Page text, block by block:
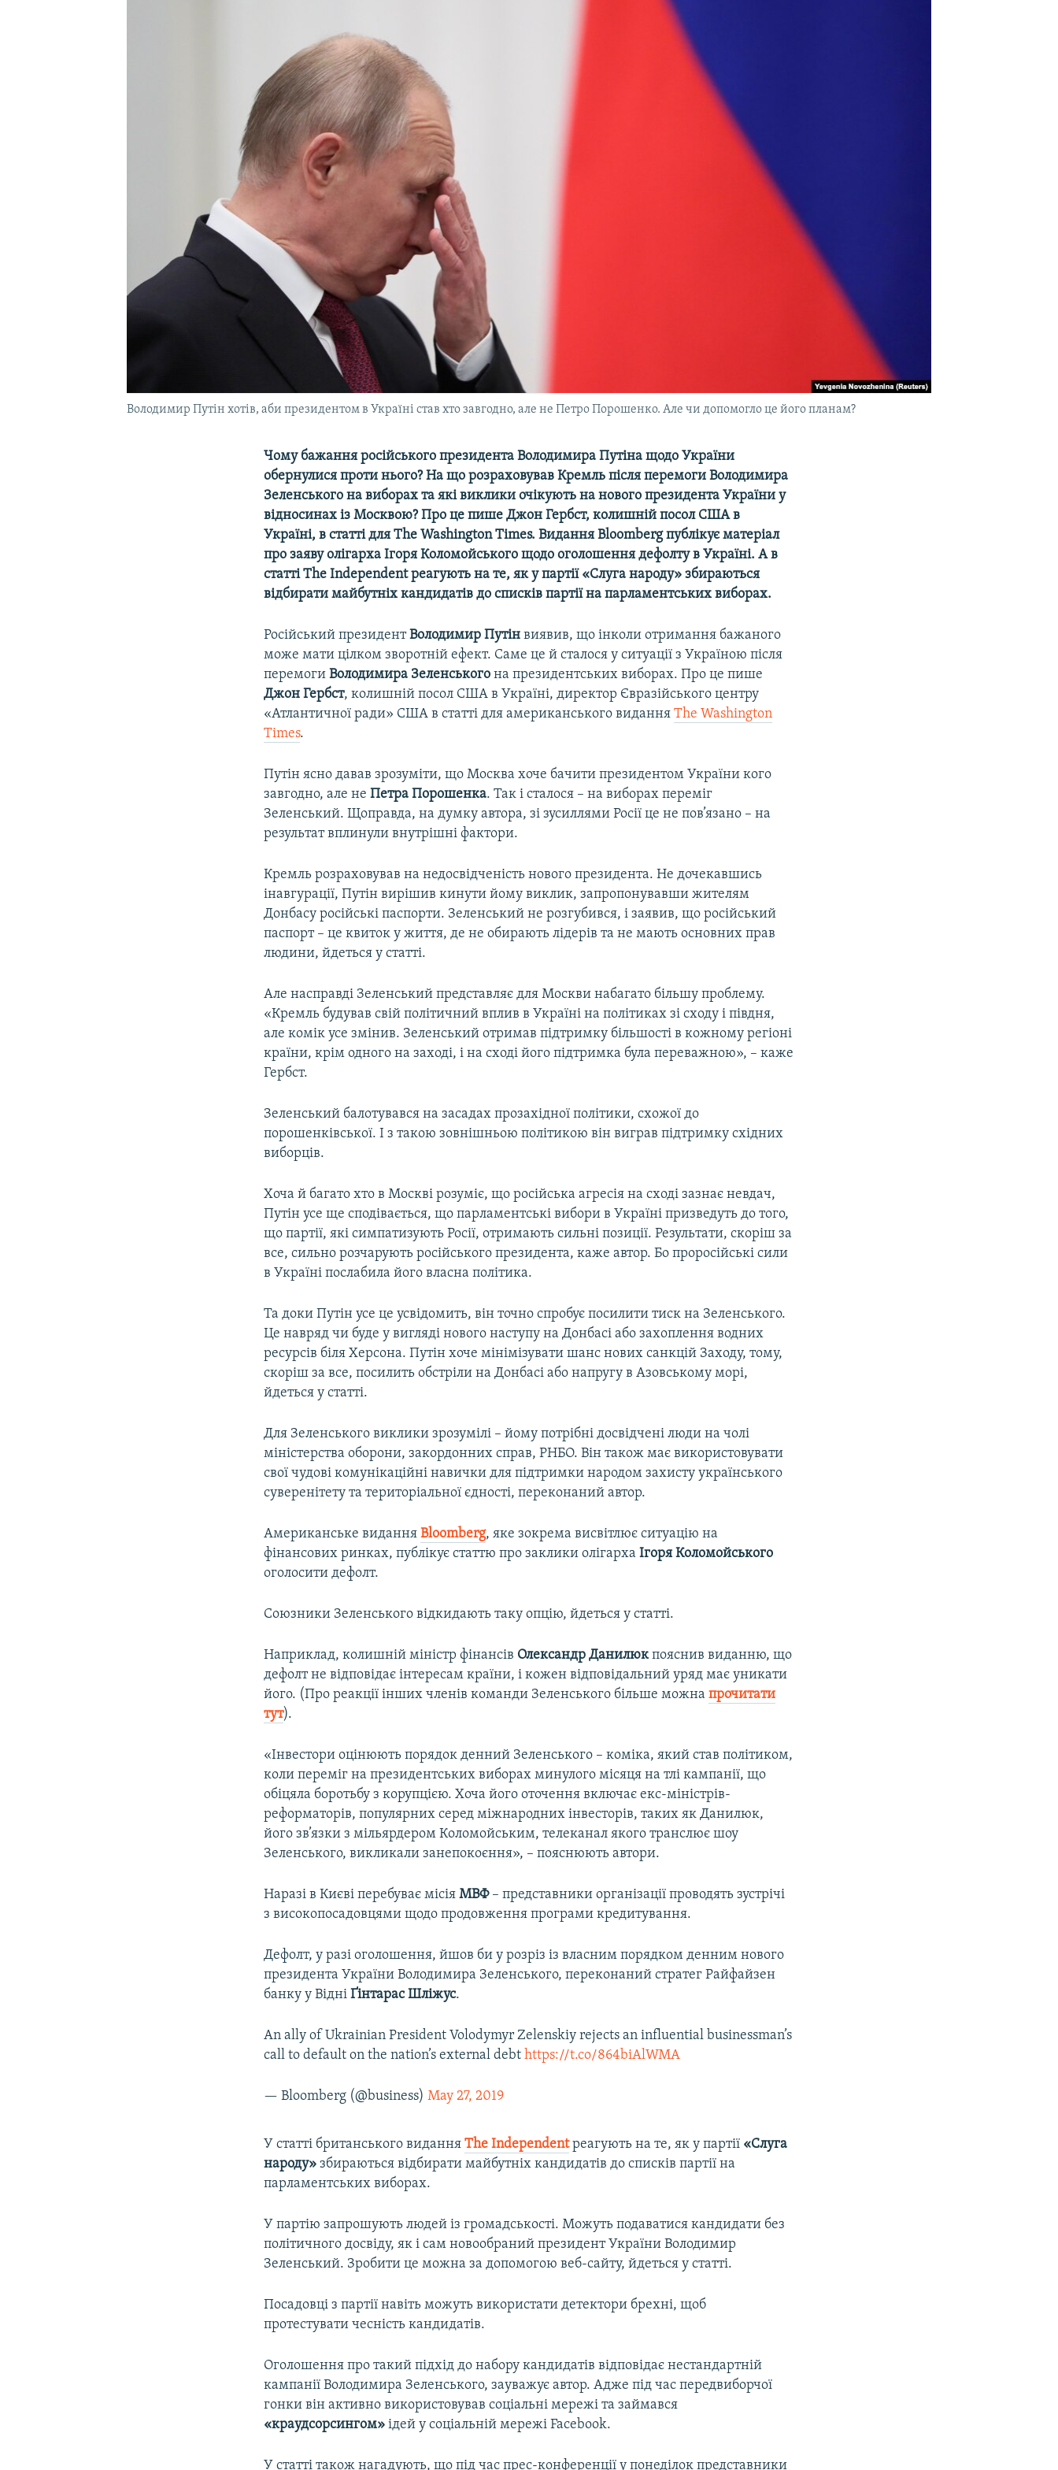
Володимир Путін хотів, аби президентом в Україні став хто завгодно, але не Петро Порошенко. Але чи допомогло це його планам?
Чому бажання російського президента Володимира Путіна щодо України
обернулися проти нього? На що розраховував Кремль після перемоги Володимира
Зеленського на виборах та які виклики очікують на нового президента України у
відносинах із Москвою? Про це пише Джон Гербст, колишній посол США в
Україні, в статті для The Washington Times. Видання Bloomberg публікує матеріал
про заяву олігарха Ігоря Коломойського щодо оголошення дефолту в Україні. А в
статті The Independent реагують на те, як у партії «Слуга народу» збираються
відбирати майбутніх кандидатів до списків партії на парламентських виборах.
Російський президентВолодимир Путін виявив, що інколи отримання бажаного
може мати цілком зворотній ефект. Саме це й сталося у ситуації з Україною після
перемогиВолодимира Зеленського на президентських виборах. Про це пише
Джон Гербст, колишній посол США в Україні, директор Євразійського центру
«Атлантичної ради» США в статті для американського виданняThe Washington
Times.
Путін ясно давав зрозуміти, що Москва хоче бачити президентом України кого
завгодно, але неПетра Порошенка. Так і сталося – на виборах переміг
Зеленський. Щоправда, на думку автора, зі зусиллями Росії це не пов’язано – на
результат вплинули внутрішні фактори.
Кремль розраховував на недосвідченість нового президента. Не дочекавшись
інавгурації, Путін вирішив кинути йому виклик, запропонувавши жителям
Донбасу російські паспорти. Зеленський не розгубився, і заявив, що російський
паспорт – це квиток у життя, де не обирають лідерів та не мають основних прав
людини, йдеться у статті.
Але насправді Зеленський представляє для Москви набагато більшу проблему.
«Кремль будував свій політичний вплив в Україні на політиках зі сходу і півдня,
але комік усе змінив. Зеленський отримав підтримку більшості в кожному регіоні
країни, крім одного на заході, і на сході його підтримка була переважною», – каже
Гербст.
Зеленський балотувався на засадах прозахідної політики, схожої до
порошенківської. І з такою зовнішньою політикою він виграв підтримку східних
виборців.
Хоча й багато хто в Москві розуміє, що російська агресія на сході зазнає невдач,
Путін усе ще сподівається, що парламентські вибори в Україні призведуть до того,
що партії, які симпатизують Росії, отримають сильні позиції. Результати, скоріш за
все, сильно розчарують російського президента, каже автор. Бо проросійські сили
в Україні послабила його власна політика.
Та доки Путін усе це усвідомить, він точно спробує посилити тиск на Зеленського.
Це навряд чи буде у вигляді нового наступу на Донбасі або захоплення водних
ресурсів біля Херсона. Путін хоче мінімізувати шанс нових санкцій Заходу, тому,
скоріш за все, посилить обстріли на Донбасі або напругу в Азовському морі,
йдеться у статті.
Для Зеленського виклики зрозумілі – йому потрібні досвідчені люди на чолі
міністерства оборони, закордонних справ, РНБО. Він також має використовувати
свої чудові комунікаційні навички для підтримки народом захисту українського
суверенітету та територіальної єдності, переконаний автор.
Американське виданняBloomberg, яке зокрема висвітлює ситуацію на
фінансових ринках, публікує статтю про заклики олігархаІгоря Коломойського
оголосити дефолт.
Союзники Зеленського відкидають таку опцію, йдеться у статті.
Наприклад, колишній міністр фінансів Олександр Данилюкпояснив виданню, що
дефолт не відповідає інтересам країни, і кожен відповідальний уряд має уникати
його. (Про реакції інших членів команди Зеленського більше можнапрочитати
тут).
«Інвестори оцінюють порядок денний Зеленського – коміка, який став політиком,
коли переміг на президентських виборах минулого місяця на тлі кампанії, що
обіцяла боротьбу з корупцією. Хоча його оточення включає екс-міністрів-
реформаторів, популярних серед міжнародних інвесторів, таких як Данилюк,
його зв’язки з мільярдером Коломойським, телеканал якого транслює шоу
Зеленського, викликали занепокоєння», – пояснюють автори.
Наразі в Києві перебуває місіяМВФ– представники організації проводять зустрічі
з високопосадовцями щодо продовження програми кредитування.
Дефолт, у разі оголошення, йшов би у розріз із власним порядком денним нового
президента України Володимира Зеленського, переконаний стратег Райфайзен
банку у ВідніҐінтарас Шліжус.
An ally of Ukrainian President Volodymyr Zelenskiy rejects an influential businessman’s
call to default on the nation’s external debthttps://t.co/864biAlWMA
— Bloomberg (@business)May 27, 2019
У статті британського виданняThe Independentреагують на те, як у партії «Слуга
народу» збираються відбирати майбутніх кандидатів до списків партії на
парламентських виборах.
У партію запрошують людей із громадськості. Можуть подаватися кандидати без
політичного досвіду, як і сам новообраний президент України Володимир
Зеленський. Зробити це можна за допомогою веб-сайту, йдеться у статті.
Посадовці з партії навіть можуть використати детектори брехні, щоб
протестувати чесність кандидатів.
Оголошення про такий підхід до набору кандидатів відповідає нестандартній
кампанії Володимира Зеленського, зауважує автор. Адже під час передвиборчої
гонки він активно використовував соціальні мережі та займався
«краудсорсингом» ідей у соціальній мережі Facebook.
У статті також нагадують, що під час прес-конференції у понеділок представники